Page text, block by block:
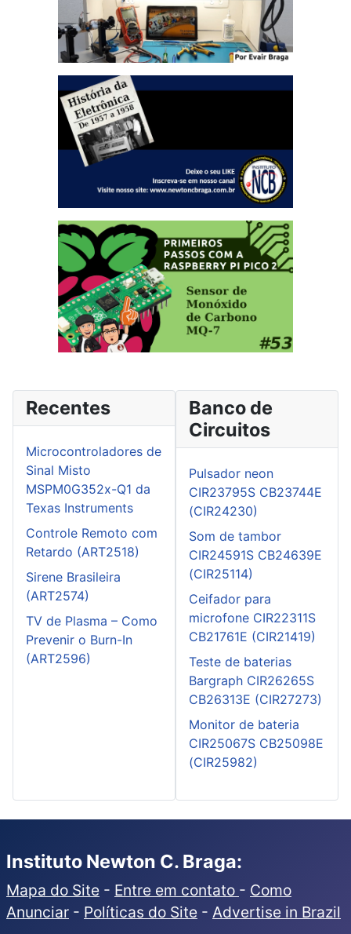
Recentes
Microcontroladores de
Sinal Misto
MSPM0G352x-Q1 da
Texas Instruments
Controle Remoto com
Retardo (ART2518)
Sirene Brasileira
(ART2574)
TV de Plasma – Como
Prevenir o Burn-In
(ART2596)
Banco de
Circuitos
Pulsador neon
CIR23795S CB23744E
(CIR24230)
Som de tambor
CIR24591S CB24639E
(CIR25114)
Ceifador para
microfone CIR22311S
CB21761E (CIR21419)
Teste de baterias
Bargraph CIR26265S
CB26313E (CIR27273)
Monitor de bateria
CIR25067S CB25098E
(CIR25982)
Instituto Newton C. Braga:
Mapa do Site - Entre em contato - Como
Anunciar - Políticas do Site - Advertise in Brazil